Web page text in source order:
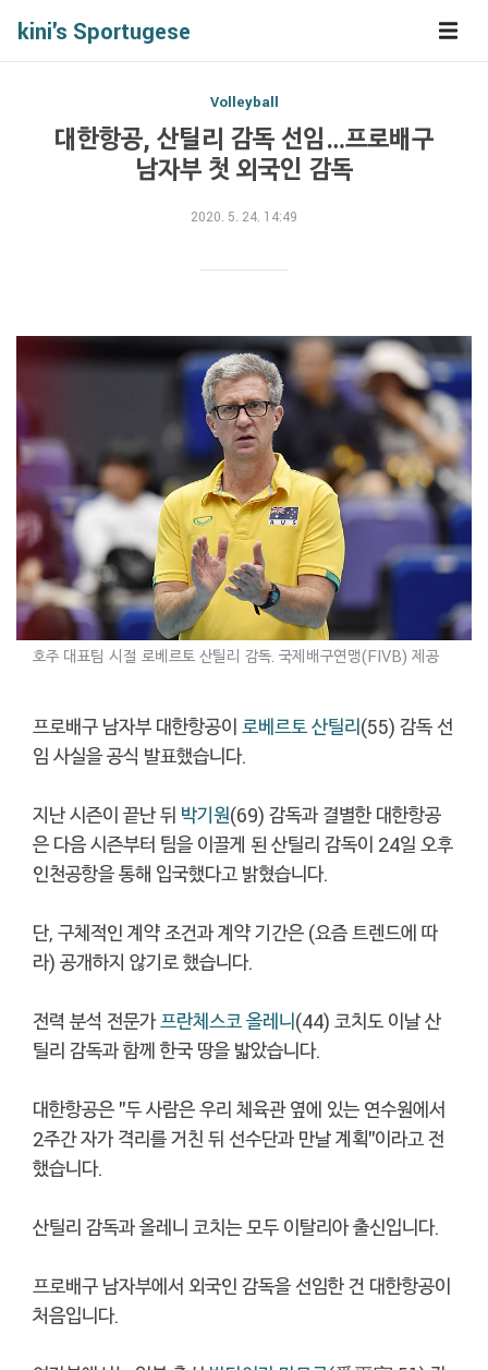
kini's Sportugese
Volleyball
대한항공, 산틸리 감독 선임…프로배구
남자부 첫 외국인 감독
2020. 5. 24. 14:49
호주 대표팀 시절 로베르토 산틸리 감독. 국제배구연맹(FIVB) 제공
프로배구 남자부 대한항공이 로베르토 산틸리(55) 감독 선
임 사실을 공식 발표했습니다.
지난 시즌이 끝난 뒤 박기원(69) 감독과 결별한 대한항공
은 다음 시즌부터 팀을 이끌게 된 산틸리 감독이 24일 오후
인천공항을 통해 입국했다고 밝혔습니다.
단, 구체적인 계약 조건과 계약 기간은 (요즘 트렌드에 따
라) 공개하지 않기로 했습니다.
전력 분석 전문가프란체스코 올레니(44) 코치도 이날 산
틸리 감독과 함께 한국 땅을 밟았습니다.
대한항공은 "두 사람은 우리 체육관 옆에 있는 연수원에서
2주간 자가 격리를 거친 뒤 선수단과 만날 계획"이라고 전
했습니다.
산틸리 감독과 올레니 코치는 모두 이탈리아 출신입니다.
프로배구 남자부에서 외국인 감독을 선임한 건 대한항공이
처음입니다.